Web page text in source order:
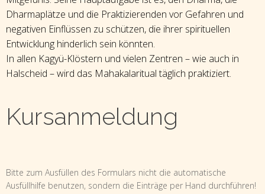
Dharmaplätze und die Praktizierenden vor Gefahren und
negativen Einflüssen zu schützen, die ihrer spirituellen
Entwicklung hinderlich sein könnten.
In allen Kagyü-Klöstern und vielen Zentren – wie auch in
Halscheid – wird das Mahakalaritual täglich praktiziert.
Kursanmeldung
Kursanmeldung
Bitte zum Ausfüllen des Formulars nicht die automatische
Ausfüllhilfe benutzen, sondern die Einträge per Hand durchführen!